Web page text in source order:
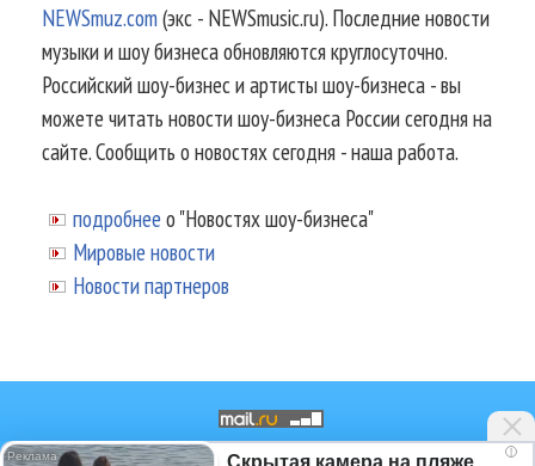
NEWSmuz.com(экс - NEWSmusic.ru). Последние новости
музыки и шоу бизнеса обновляются круглосуточно.
Российский шоу-бизнес и артисты шоу-бизнеса - вы
можете читать новости шоу-бизнеса России сегодня на
сайте. Сообщить о новостях сегодня - наша работа.
подробнее о "Новостях шоу-бизнеса"
Мировые новости
Новости партнеров
© 2002-2026.Информационное i